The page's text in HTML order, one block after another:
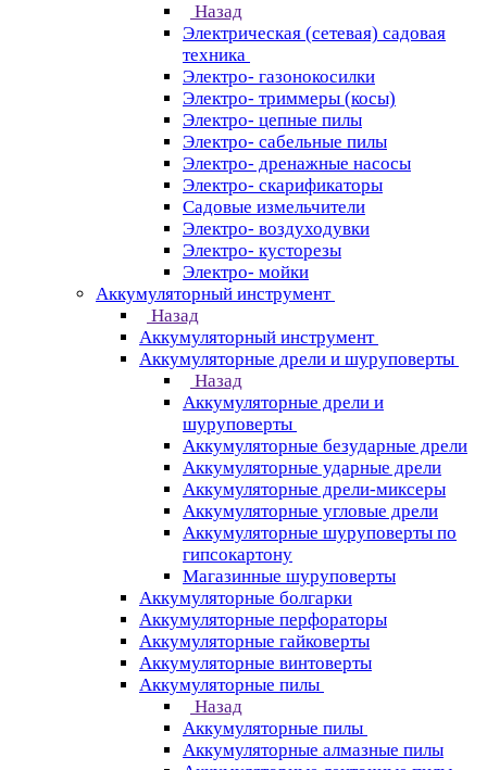
Назад
Электрическая (сетевая) садовая
техника
Электро- газонокосилки
Электро- триммеры (косы)
Электро- цепные пилы
Электро- сабельные пилы
Электро- дренажные насосы
Электро- скарификаторы
Садовые измельчители
Электро- воздуходувки
Электро- кусторезы
Электро- мойки
Аккумуляторный инструмент
Назад
Аккумуляторный инструмент
Аккумуляторные дрели и шуруповерты
Назад
Аккумуляторные дрели и
шуруповерты
Аккумуляторные безударные дрели
Аккумуляторные ударные дрели
Аккумуляторные дрели-миксеры
Аккумуляторные угловые дрели
Аккумуляторные шуруповерты по
гипсокартону
Магазинные шуруповерты
Аккумуляторные болгарки
Аккумуляторные перфораторы
Аккумуляторные гайковерты
Аккумуляторные винтоверты
Аккумуляторные пилы
Назад
Аккумуляторные пилы
Аккумуляторные алмазные пилы